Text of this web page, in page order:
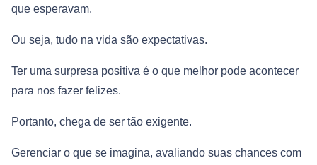
que esperavam.
Ou seja, tudo na vida são expectativas.
Ter uma surpresa positiva é o que melhor pode acontecer
para nos fazer felizes.
Portanto, chega de ser tão exigente.
Gerenciar o que se imagina, avaliando suas chances com